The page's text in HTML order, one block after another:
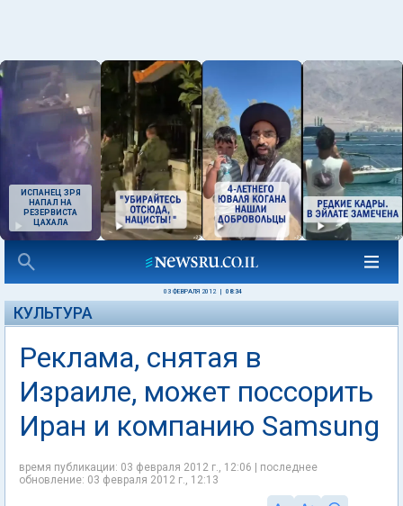
ИСПАНЕЦ ЗРЯ
НАПАЛ НА
РЕЗЕРВИСТА
ЦАХАЛА
03 ФЕВРАЛЯ 2012 08:34
КУЛЬТУРА
Реклама, снятая в
Израиле, может поссорить
Иран и компанию Samsung
время публикации: 03 февраля 2012 г., 12:06 | последнее
обновление: 03 февраля 2012 г., 12:13